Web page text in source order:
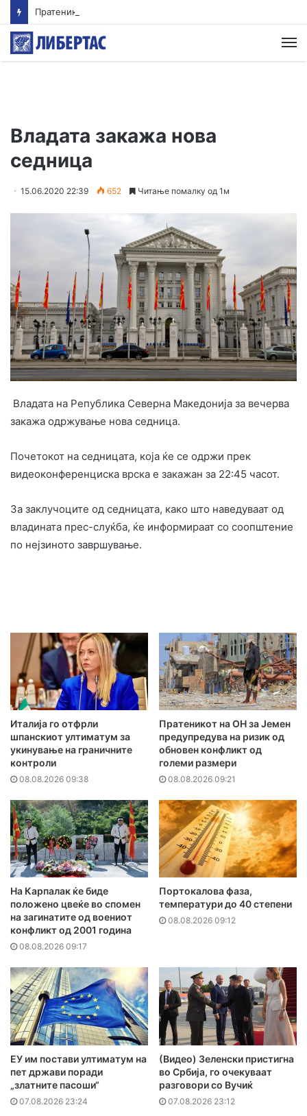
Владата закажа нова
седница
15.06.2020 22:39 652 Читање помалку од 1м
Владата на Република Северна Македонија за вечерва
закажа одржување нова седница.
Почетокот на седницата, која ќе се одржи прек
видеоконференциска врска е закажан за 22:45 часот.
За заклучоците од седницата, како што наведуваат од
владината прес-слуќба, ќе информираат со соопштение
по нејзиното завршување.
Италија го отфрли
шпанскиот ултиматум за
укинување на граничните
контроли
08.08.2026 09:38
Пратеникот на ОН за Јемен
предупредува на ризик од
обновен конфликт од
големи размери
08.08.2026 09:21
На Карпалак ќе биде
положено цвеќе во спомен
на загинатите од воениот
конфликт од 2001 година
08.08.2026 09:17
Портокалова фаза,
температури до 40 степени
08.08.2026 09:12
ЕУ им постави ултиматум на
пет држави поради
„златните пасоши“
07.08.2026 23:24
(Видео) Зеленски пристигна
во Србија, го очекуваат
разговори со Вучиќ
07.08.2026 23:12